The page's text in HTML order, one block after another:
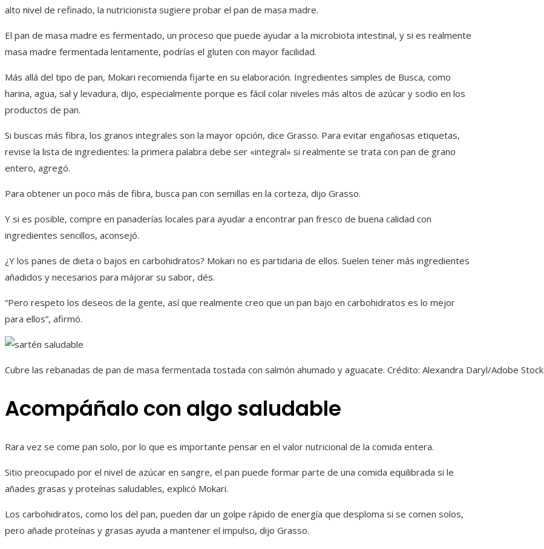
alto nivel de refinado, la nutricionista sugiere probar el pan de masa madre.
El pan de masa madre es fermentado, un proceso que puede ayudar a la microbiota intestinal, y si es realmente
masa madre fermentada lentamente, podrías el gluten con mayor facilidad.
Más allá del tipo de pan, Mokari recomienda fijarte en su elaboración. Ingredientes simples de Busca, como
harina, agua, sal y levadura, dijo, especialmente porque es fácil colar niveles más altos de azúcar y sodio en los
productos de pan.
Si buscas más fibra, los granos integrales son la mayor opción, dice Grasso. Para evitar engañosas etiquetas,
revise la lista de ingredientes: la primera palabra debe ser «integral» si realmente se trata con pan de grano
entero, agregó.
Para obtener un poco más de fibra, busca pan con semillas en la corteza, dijo Grasso.
Y si es posible, compre en panaderías locales para ayudar a encontrar pan fresco de buena calidad con
ingredientes sencillos, aconsejó.
¿Y los panes de dieta o bajos en carbohidratos? Mokari no es partidaria de ellos. Suelen tener más ingredientes
añadidos y necesarios para májorar su sabor, dés.
“Pero respeto los deseos de la gente, así que realmente creo que un pan bajo en carbohidratos es lo mejor
para ellos”, afirmó.
Cubre las rebanadas de pan de masa fermentada tostada con salmón ahumado y aguacate. Crédito: Alexandra Daryl/Adobe Stock
Acompáñalo con algo saludable
Rara vez se come pan solo, por lo que es importante pensar en el valor nutricional de la comida entera.
Sitio preocupado por el nivel de azúcar en sangre, el pan puede formar parte de una comida equilibrada si le
añades grasas y proteínas saludables, explicó Mokari.
Los carbohidratos, como los del pan, pueden dar un golpe rápido de energía que desploma si se comen solos,
pero añade proteínas y grasas ayuda a mantener el impulso, dijo Grasso.